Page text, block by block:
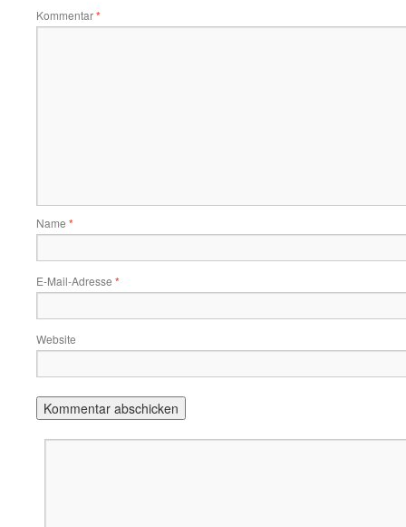
Kommentar*
Name *
E-Mail-Adresse *
Website